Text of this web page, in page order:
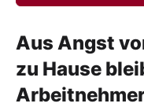
Finanz-Check
Aus Angst
zu Hause